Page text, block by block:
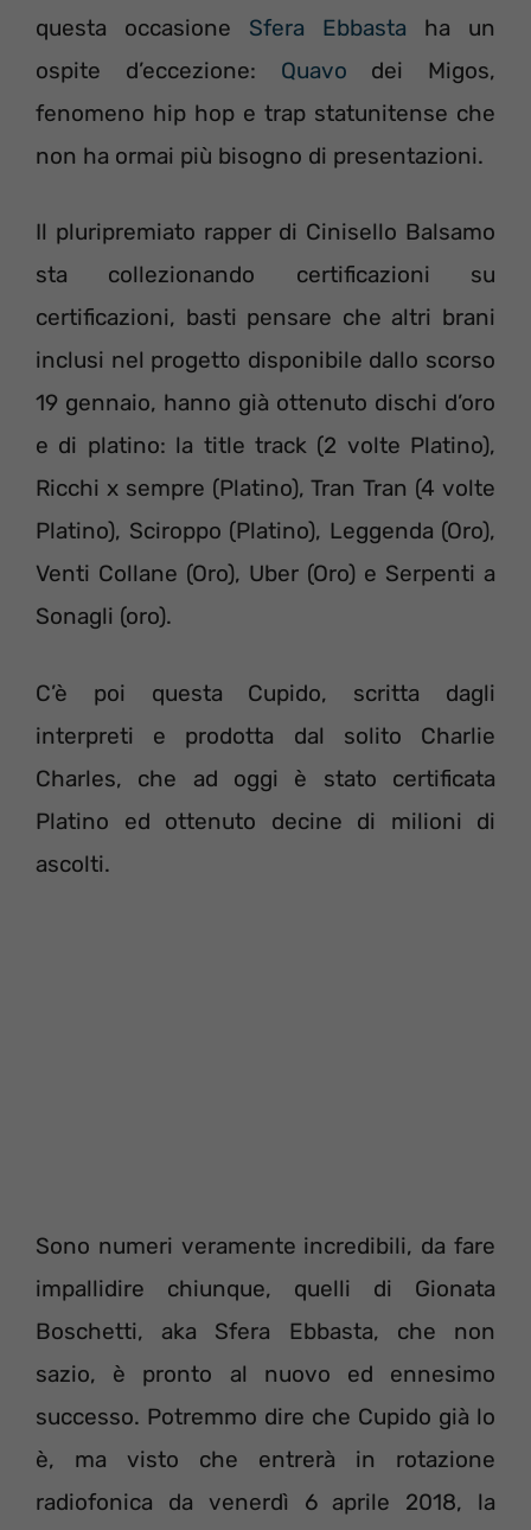
questa occasione Sfera Ebbasta ha un
ospite d’eccezione: Quavo dei Migos,
fenomeno hip hop e trap statunitense che
non ha ormai più bisogno di presentazioni.
Il pluripremiato rapper di Cinisello Balsamo
sta collezionando certificazioni su
certificazioni, basti pensare che altri brani
inclusi nel progetto disponibile dallo scorso
19 gennaio, hanno già ottenuto dischi d’oro
e di platino: la title track (2 volte Platino),
Ricchi x sempre (Platino), Tran Tran (4 volte
Platino), Sciroppo (Platino), Leggenda (Oro),
Venti Collane (Oro), Uber (Oro) e Serpenti a
Sonagli (oro).
C’è poi questa Cupido, scritta dagli
interpreti e prodotta dal solito Charlie
Charles, che ad oggi è stato certificata
Platino ed ottenuto decine di milioni di
ascolti.
Sono numeri veramente incredibili, da fare
impallidire chiunque, quelli di Gionata
Boschetti, aka Sfera Ebbasta, che non
sazio, è pronto al nuovo ed ennesimo
successo. Potremmo dire che Cupido già lo
è, ma visto che entrerà in rotazione
radiofonica da venerdì 6 aprile 2018, la